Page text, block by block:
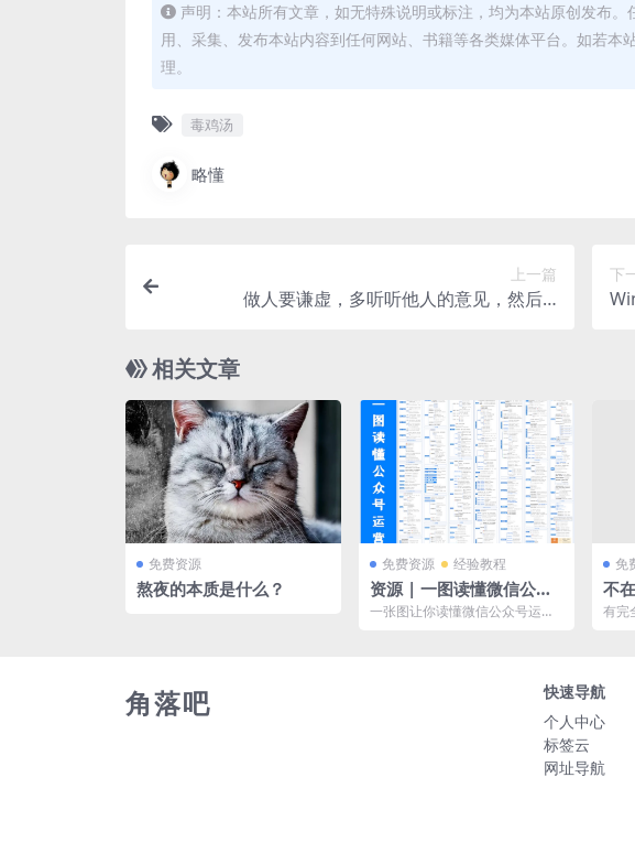
声明：本站所有文章，如无特殊说明或标注，均为本站原创发布
用、采集、发布本站内容到任何网站、书籍等各类媒体平台。如若本
理。
毒鸡汤
略懂
上一篇
做人要谦虚，多听听他人的意见，然后…
下
相关文章
免费资源
熬夜的本质是什么？
免费资源 经验教程
资源 | 一图读懂微信公众
号运营
一张图让你读懂微信公众号运
免
不
右。
有完
角落吧
快速导航
个人中心
标签云
网址导航